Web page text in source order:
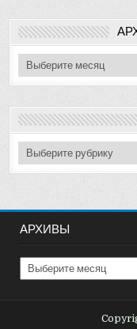
Архивные
записи
Рубрики
АРХИВЫ
Архивы